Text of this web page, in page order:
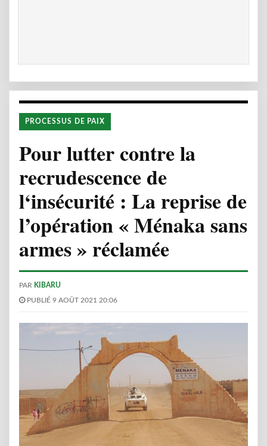
PROCESSUS DE PAIX
Pour lutter contre la
recrudescence de
l‘insécurité : La reprise de
l’opération « Ménaka sans
armes » réclamée
PAR KIBARU
PUBLIÉ 9 AOÛT 2021 20:06